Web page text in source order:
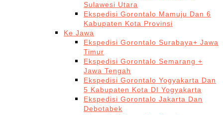
Sulawesi Utara
Ekspedisi Gorontalo Mamuju Dan 6
Kabupaten Kota Provinsi
Ke Jawa
Ekspedisi Gorontalo Surabaya+ Jawa
Timur
Ekspedisi Gorontalo Semarang +
Jawa Tengah
Ekspedisi Gorontalo Yogyakarta Dan
5 Kabupaten Kota DI Yogyakarta
Ekspedisi Gorontalo Jakarta Dan
Debotabek